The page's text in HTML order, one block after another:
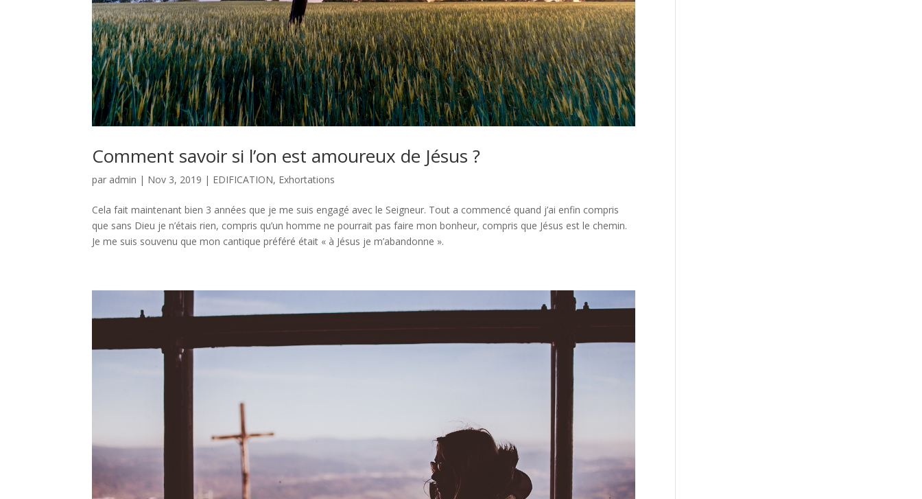
Comment savoir si l’on est amoureux de Jésus ?
par admin | Nov 3, 2019 | EDIFICATION, Exhortations
Cela fait maintenant bien 3 années que je me suis engagé avec le Seigneur. Tout a commencé quand j’ai enfin compris
que sans Dieu je n’étais rien, compris qu’un homme ne pourrait pas faire mon bonheur, compris que Jésus est le chemin.
Je me suis souvenu que mon cantique préféré était « à Jésus je m’abandonne ».